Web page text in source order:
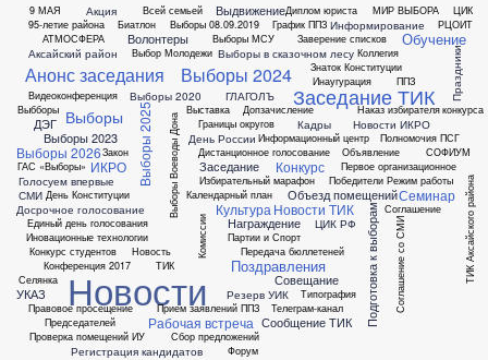
9 МАЯ
95-летие района
АТМОСФЕРА
Аксайский район
Акция
Анонс заседания
Биатлон
Видеоконференция
Волонтеры
Всей семьей
Выбборы
Выбор Молодежи
Выборы
Выборы 08.09.2019
Выборы 2020
Выборы 2023
Выборы 2024
Выборы 2025
Выборы 2026 Выборы Воеводы Дона
Выборы МСУ
Выборы в сказочном лесу
Выдвижение
Выставка
ГАС «Выборы»
ГЛАГОЛЪ
Голосуем впервые
Границы округов
График ППЗ
ДЭГ
День Конституции
День России
Диплом юриста
Дистанционное голосование
Допзачисление
Досрочное голосование
Единый день голосования
Заверение списков
Закон
Заседание
Заседание ТИК
Знаток Конституции
ИКРО
Избирательный марафон
Инаугурация
Иновационные технологии
Информационный центр
Информирование
Кадры
Календарный план
Коллегия
Комиссии
Конкурс
Конкурс студентов
Конференция 2017
Культура
МИР ВЫБОРА
Награждение
Наказ избирателя
Новости
Новости ИКРО
Новости ТИК
Новость
Обучение
Объезд помещений
Объявление
ППЗ
Партии и Спорт
Первое организационное
Передача бюллетеней
Победители
Подготовка к выборам
Поздравления
Полномочия ПСГ
Правовое просещение
Праздники
Председателей
Прием заявлений ППЗ
Проверка помещений ИУ
РЦОИТ
Рабочая встреча
Регистрация кандидатов
Режим работы
Резерв УИК
СМИ
СОФИУМ
Сбор предложений
Селянка
Семинар
Совещание
Соглашение
Соглашение со СМИ
Сообщение ТИК
ТИК ТИК Аксайского района
Телеграм-канал
Типография
УКАЗ
Форум
ЦИК
ЦИК РФ
конкурса